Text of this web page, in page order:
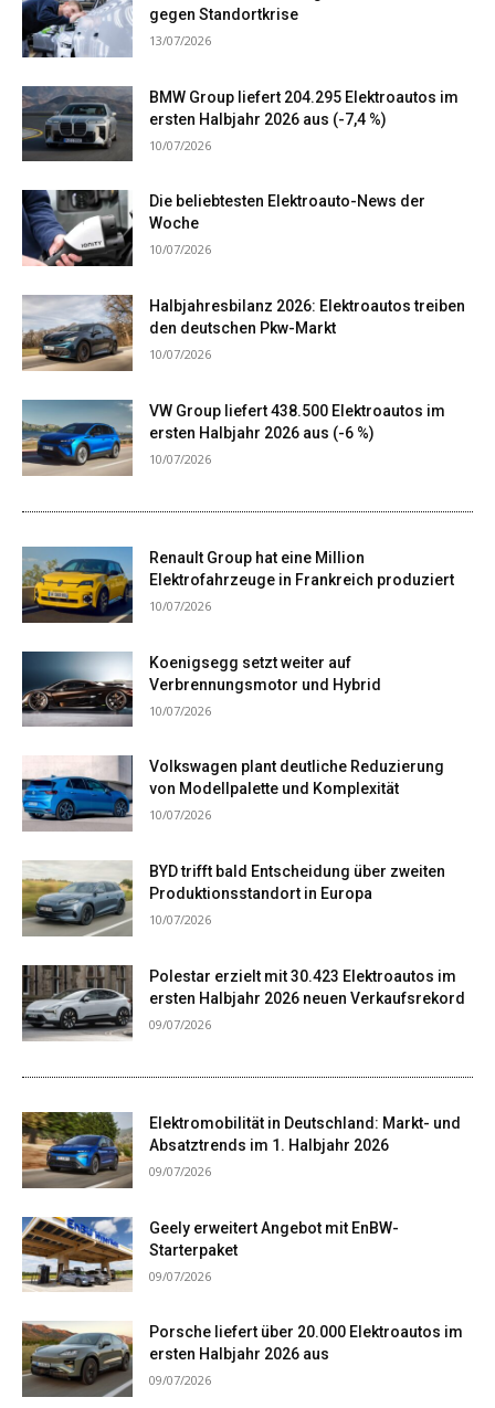
gegen Standortkrise
13/07/2026
BMW Group liefert 204.295 Elektroautos im
ersten Halbjahr 2026 aus (-7,4 %)
10/07/2026
Die beliebtesten Elektroauto-News der
Woche
10/07/2026
Halbjahresbilanz 2026: Elektroautos treiben
den deutschen Pkw-Markt
10/07/2026
VW Group liefert 438.500 Elektroautos im
ersten Halbjahr 2026 aus (-6 %)
10/07/2026
Renault Group hat eine Million
Elektrofahrzeuge in Frankreich produziert
10/07/2026
Koenigsegg setzt weiter auf
Verbrennungsmotor und Hybrid
10/07/2026
Volkswagen plant deutliche Reduzierung
von Modellpalette und Komplexität
10/07/2026
BYD trifft bald Entscheidung über zweiten
Produktionsstandort in Europa
10/07/2026
Polestar erzielt mit 30.423 Elektroautos im
ersten Halbjahr 2026 neuen Verkaufsrekord
09/07/2026
Elektromobilität in Deutschland: Markt- und
Absatztrends im 1. Halbjahr 2026
09/07/2026
Geely erweitert Angebot mit EnBW-
Starterpaket
09/07/2026
Porsche liefert über 20.000 Elektroautos im
ersten Halbjahr 2026 aus
09/07/2026